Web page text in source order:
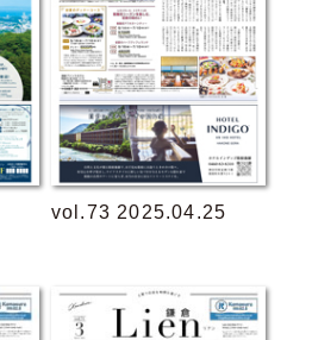
vol.73 2025.04.25